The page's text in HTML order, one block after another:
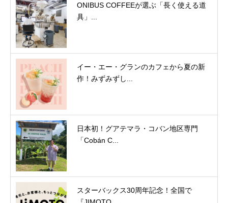
ONIBUS COFFEEが選ぶ「長く使える道
具」...
イー・エー・グランのカフェから夏の新
作！みずみずし...
日本初！グアテマラ・コバン地区専門
「Cobán C...
スターバックス30周年記念！全国で